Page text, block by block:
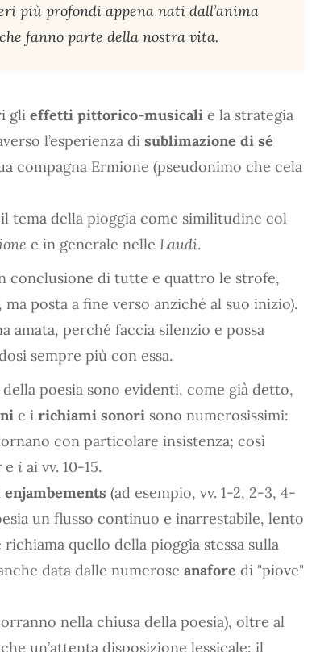
più profondi appena nati dall’anima
fanno parte della nostra vita.
gli effetti pittorico-musicali e la strategia
l’esperienza di sublimazione di sé
compagna Ermione (pseudonimo che cela
tema della pioggia come similitudine col
e in generale nelle Laudi.
conclusione di tutte e quattro le strofe,
ma posta a fine verso anziché al suo inizio).
amata, perché faccia silenzio e possa
sempre più con essa.
poesia sono evidenti, come già detto,
e i richiami sonori sono numerosissimi:
con particolare insistenza; così
e i ai vv. 10-15.
enjambements (ad esempio, vv. 1-2, 2-3, 4-
un flusso continuo e inarrestabile, lento
quello della pioggia stessa sulla
data dalle numerose anafore di "piove"
nella chiusa della poesia), oltre al
un’attenta disposizione lessicale: il